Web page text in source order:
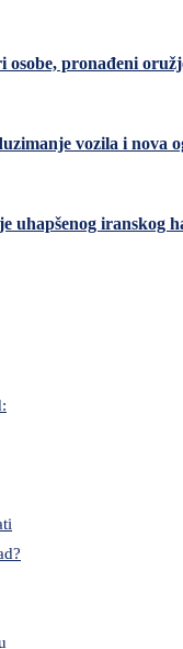
pronađeni
vozila i nova
uhapšenog iranskog